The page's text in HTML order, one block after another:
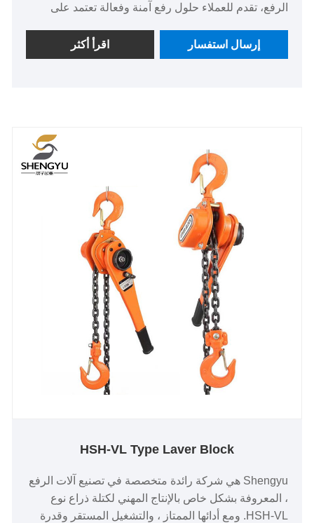
الرفع، تقدم للعملاء حلول رفع آمنة وفعالة تعتمد على
اقرأ أكثر
إرسال استفسار
HSH-VL Type Laver Block
Shengyu هي شركة رائدة متخصصة في تصنيع آلات الرفع
، المعروفة بشكل خاص بالإنتاج المهني لكتلة ذراع نوع
HSH-VL. ومع أدائها الممتاز ، والتشغيل المستقر وقدرة